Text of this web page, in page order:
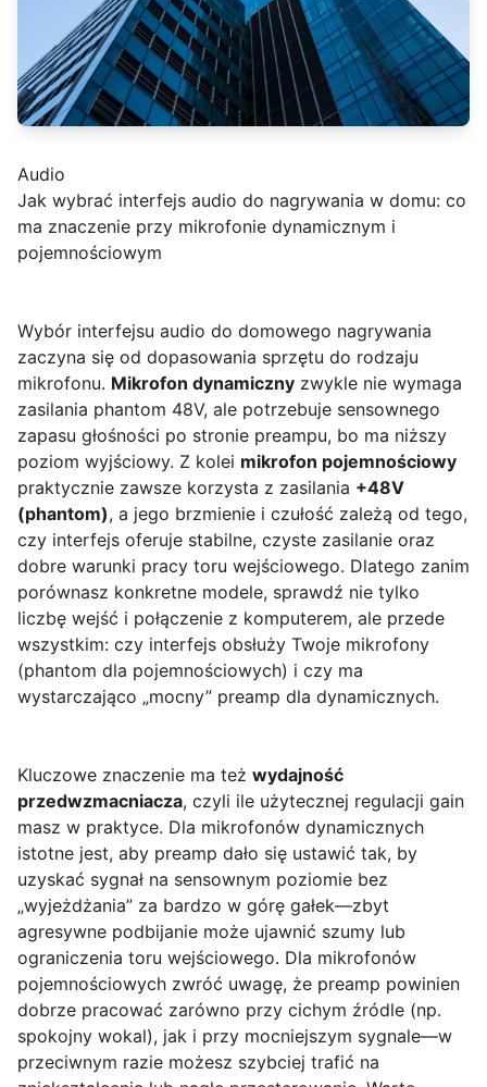
Audio
Jak wybrać interfejs audio do nagrywania w domu: co
ma znaczenie przy mikrofonie dynamicznym i
pojemnościowym
Wybór interfejsu audio do domowego nagrywania
zaczyna się od dopasowania sprzętu do rodzaju
mikrofonu. Mikrofon dynamiczny zwykle nie wymaga
zasilania phantom 48V, ale potrzebuje sensownego
zapasu głośności po stronie preampu, bo ma niższy
poziom wyjściowy. Z kolei mikrofon pojemnościowy
praktycznie zawsze korzysta z zasilania +48V
(phantom), a jego brzmienie i czułość zależą od tego,
czy interfejs oferuje stabilne, czyste zasilanie oraz
dobre warunki pracy toru wejściowego. Dlatego zanim
porównasz konkretne modele, sprawdź nie tylko
liczbę wejść i połączenie z komputerem, ale przede
wszystkim: czy interfejs obsłuży Twoje mikrofony
(phantom dla pojemnościowych) i czy ma
wystarczająco „mocny” preamp dla dynamicznych.
Kluczowe znaczenie ma też wydajność
przedwzmacniacza, czyli ile użytecznej regulacji gain
masz w praktyce. Dla mikrofonów dynamicznych
istotne jest, aby preamp dało się ustawić tak, by
uzyskać sygnał na sensownym poziomie bez
„wyjeżdżania” za bardzo w górę gałek—zbyt
agresywne podbijanie może ujawnić szumy lub
ograniczenia toru wejściowego. Dla mikrofonów
pojemnościowych zwróć uwagę, że preamp powinien
dobrze pracować zarówno przy cichym źródle (np.
spokojny wokal), jak i przy mocniejszym sygnale—w
przeciwnym razie możesz szybciej trafić na